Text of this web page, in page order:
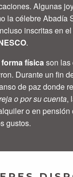
Algunas
la célebre Abadía
inscritas en el
.
físicason las
Durante un fin
de paz donde
o por su cuenta,
o en pensión
gustos.